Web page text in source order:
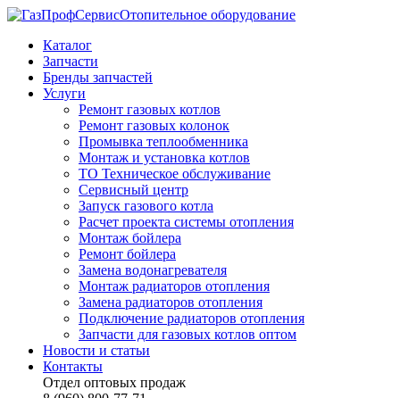
Отопительное оборудование
Каталог
Запчасти
Бренды запчастей
Услуги
Ремонт газовых котлов
Ремонт газовых колонок
Промывка теплообменника
Монтаж и установка котлов
ТО Техническое обслуживание
Сервисный центр
Запуск газового котла
Расчет проекта системы отопления
Монтаж бойлера
Ремонт бойлера
Замена водонагревателя
Монтаж радиаторов отопления
Замена радиаторов отопления
Подключение радиаторов отопления
Запчасти для газовых котлов оптом
Новости и статьи
Контакты
Отдел оптовых продаж